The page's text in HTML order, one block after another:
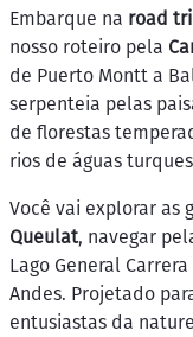
Embarque na road
nosso roteiro pela
de Puerto Montt a
serpenteia pelas
de florestas
rios de águas
Você vai explorar as
Queulat, navegar
Lago General
Andes. Projetado
entusiastas da